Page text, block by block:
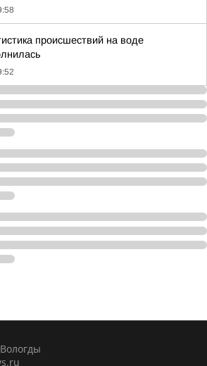
происшествий на воде